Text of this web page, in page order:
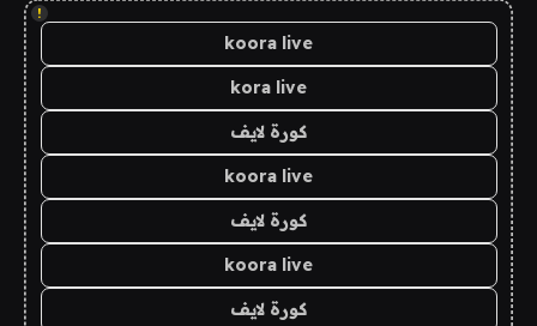
!
koora live
kora live
كورة لايف
koora live
كورة لايف
koora live
كورة لايف